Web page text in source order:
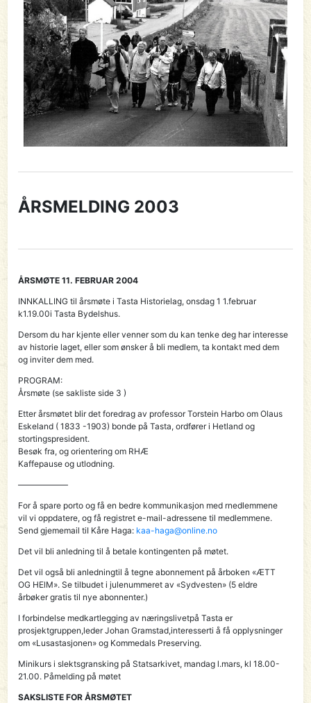
ÅRSMELDING 2003
ÅRSMØTE 11. FEBRUAR 2004
INNKALLING til årsmøte i Tasta Historielag, onsdag 1 1.februar
k1.19.00i Tasta Bydelshus.
Dersom du har kjente eller venner som du kan tenke deg har interesse
av historie laget, eller som ønsker å bli medlem, ta kontakt med dem
og inviter dem med.
PROGRAM:
Årsmøte (se sakliste side 3 )
Etter årsmøtet blir det foredrag av professor Torstein Harbo om Olaus
Eskeland ( 1833 -1903) bonde på Tasta, ordfører i Hetland og
stortingspresident.
Besøk fra, og orientering om RHÆ
Kaffepause og utlodning.
——————
For å spare porto og få en bedre kommunikasjon med rnedlemmene
vil vi oppdatere, og få registret e-mail-adressene til medlemmene.
Send gjememail tiI Kåre Haga: kaa-haga@online.no
Det vil bli anledning til å betale kontingenten på møtet.
Det vil også bli anledningtil å tegne abonnement på årboken «ÆTT
OG HElM». Se tilbudet i julenummeret av «Sydvesten» (5 eldre
årbøker gratis til nye abonnenter.)
I forbindelse medkartlegging av næringslivetpå Tasta er
prosjektgruppen,leder Johan Gramstad,interesserti å få opplysninger
om «Lusastasjonen» og Kommedals Preserving.
Minikurs i slektsgransking på Statsarkivet, mandag l.mars, kl 18.00-
21.00. Påmelding på møtet
SAKSLISTE FOR ÅRSMØTET